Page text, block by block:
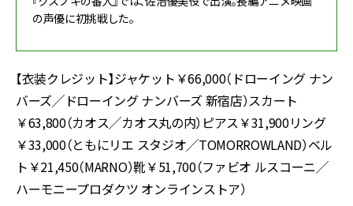
の声優に初挑戦した。
【衣装クレジット】ジャケット￥66,000（ドローイング ナン
バーズ╱ドローイング ナンバーズ 新宿店）スカート
￥63,800（カオス╱カオス丸の内）ピアス￥31,900リング
￥33,000（ともにリエ スタジオ╱TOMORROWLAND）ベル
ト￥21,450（MARNO）靴￥51,700（ファビオ ルスコーニ╱
ハーモニープロダクツ オンラインストア）